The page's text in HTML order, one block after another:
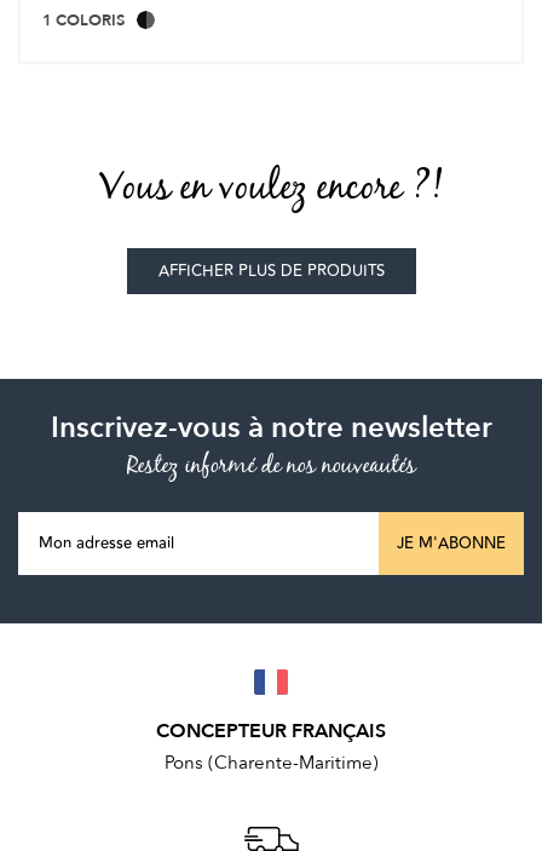
1 COLORIS
Vous en voulez encore ?!
AFFICHER PLUS DE PRODUITS
Inscrivez-vous à notre newsletter
Restez informé de nos nouveautés
JE M'ABONNE
CONCEPTEUR FRANÇAIS
Pons (Charente-Maritime)